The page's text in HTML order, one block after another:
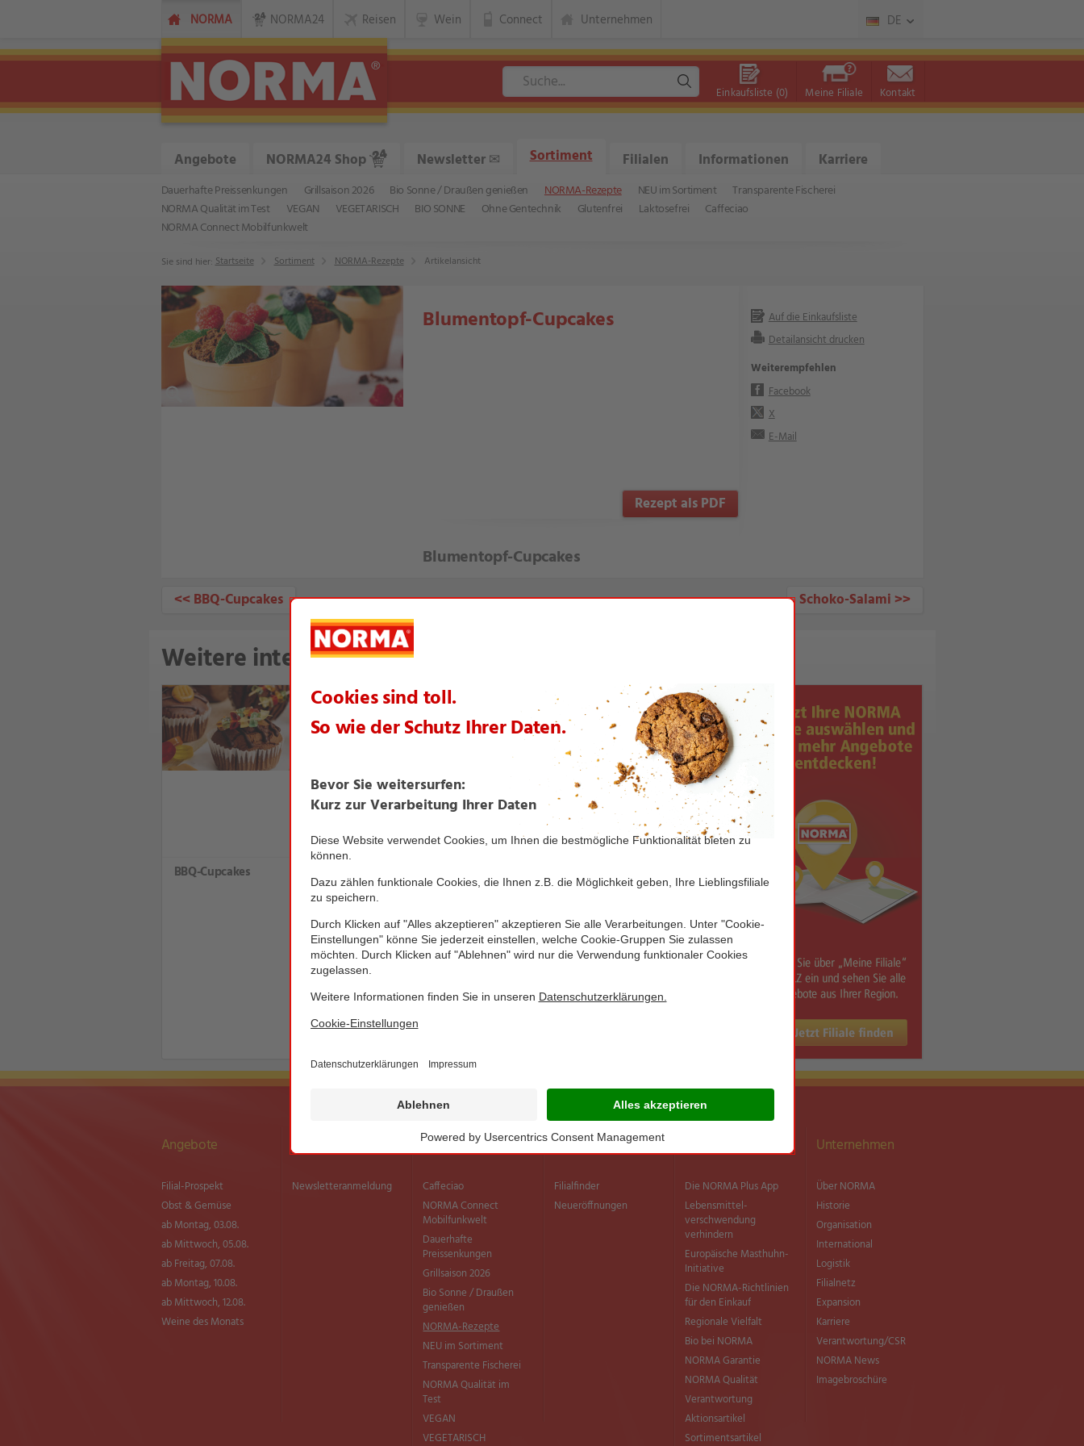
NORMA NORMA24 Reisen Wein Connect Unternehmen DE
Einkaufsliste (0) Meine Filiale Kontakt
Angebote NORMA24 Shop Newsletter✉ Sortiment
Dauerhafte Preissenkungen Grillsaison 2026 Bio Sonne / Draußen genießen NORMA-Rezepte NEU im Sortiment
Transparente Fischerei
NORMA Qualität im Test
VEGAN VEGETARISCH BIO SONNE Ohne Gentechnik Glutenfrei Laktosefrei
Caffeciao
NORMA Connect Mobilfunkwelt
Filialen Informationen Karriere
Sie sind hier: Startseite Sortiment NORMA-Rezepte Artikelansicht
Blumentopf-Cupcakes
Rezept als PDF
Blumentopf-Cupcakes
Auf die Einkaufsliste
Detailansicht drucken
Weiterempfehlen
Facebook
X
E-Mail
<< BBQ-Cupcakes Schoko-Salami >>
Weitere interessante Artikel aus dieser Themenwelt
BBQ-Cupcakes
Clownsgesicht
Angebote
Filial-Prospekt
Obst & Gemüse
ab Montag, 03.08.
ab Mittwoch, 05.08.
ab Freitag, 07.08.
ab Montag, 10.08.
ab Mittwoch, 12.08.
Weine des Monats
Newsletter
Newsletter­anmeldung
Sortiment
Caffeciao
NORMA Connect
Mobilfunkwelt
Dauerhafte
Preissenkungen
Grillsaison 2026
Bio Sonne / Draußen
genießen
NORMA-Rezepte
NEU im Sortiment
Transparente Fischerei
NORMA Qualität im
Test
VEGAN
VEGETARISCH
Filialen
Filialfinder
Neueröffnungen
Die NORMA Plus App
Lebensmittel­
verschwendung
verhindern
Europäische Masthuhn-
Initiative
Die NORMA-Richtlinien
für den Einkauf
Regionale Vielfalt
Bio bei NORMA
NORMA Garantie
NORMA Qualität
Verantwortung
Aktionsartikel
Sortimentsartikel
Unternehmen
Über NORMA
Historie
Organisation
International
Logistik
Filialnetz
Expansion
Karriere
Verantwortung/CSR
NORMA News
Imagebroschüre